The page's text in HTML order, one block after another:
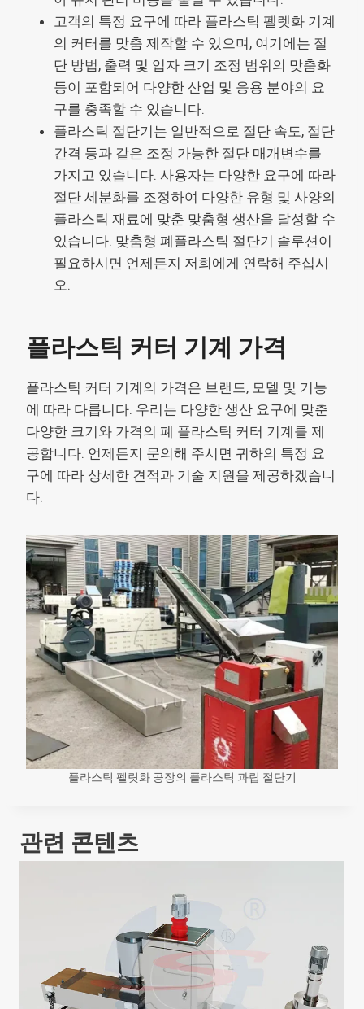
고객의 특정 요구에 따라 플라스틱 펠렛화 기계
의 커터를 맞춤 제작할 수 있으며, 여기에는 절
단 방법, 출력 및 입자 크기 조정 범위의 맞춤화
등이 포함되어 다양한 산업 및 응용 분야의 요
구를 충족할 수 있습니다.
플라스틱 절단기는 일반적으로 절단 속도, 절단
간격 등과 같은 조정 가능한 절단 매개변수를
가지고 있습니다. 사용자는 다양한 요구에 따라
절단 세분화를 조정하여 다양한 유형 및 사양의
플라스틱 재료에 맞춘 맞춤형 생산을 달성할 수
있습니다. 맞춤형 폐플라스틱 절단기 솔루션이
필요하시면 언제든지 저희에게 연락해 주십시
오.
플라스틱 커터 기계 가격
플라스틱 커터 기계의 가격은 브랜드, 모델 및 기능
에 따라 다릅니다. 우리는 다양한 생산 요구에 맞춘
다양한 크기와 가격의 폐 플라스틱 커터 기계를 제
공합니다. 언제든지 문의해 주시면 귀하의 특정 요
구에 따라 상세한 견적과 기술 지원을 제공하겠습니
다.
플라스틱 펠릿화 공장의 플라스틱 과립 절단기
관련 콘텐츠